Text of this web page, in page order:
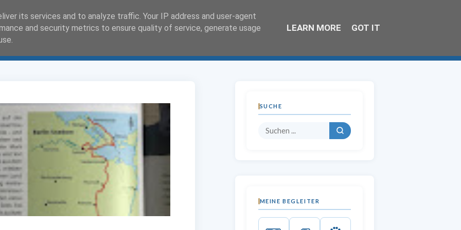
SUCHE
MEINE BEGLEITER
its services and to analyze traffic. Your IP address and user-agent
and security metrics to ensure quality of service, generate usage
LEARN MORE GOT IT